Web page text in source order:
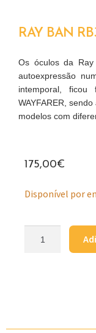
RAY BAN
Os óculos da
autoexpressão
intemporal, ficou
WAYFARER,
modelos com
175,00€
Disponível por